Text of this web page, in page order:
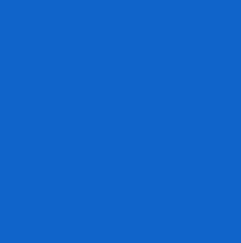
ရေးဝန်ကြီးဌာန
ထိန်းသိမ်းရေးဝန်ကြီးဌာန
ကြပ်ရေးနှင့်ပြည်သူ့အင်အား